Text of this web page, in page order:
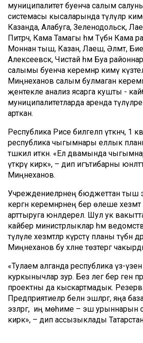
муниципалитет буенча салым
системасы кысаларында түләүләр
Казанда, Алабуга, Зеленодольск,
Питрәч, Кама Тамагы һәм Түбән Кама
Моннан тыш, Казан, Лаеш, Әлмәт,
Алексеевск, Чистай һәм Буа
салымы буенча керемнәр кимү
Миңнеханов салым булмаган
җентекле анализ ясарга кушты -
муниципалитетларда аренда
арткан.
Республика Рәисе билгеләп үткәнчә, 1
республика чыгымнары еллык
тәшкил иткән. «Ел дәвамында
үткәрү кирәк», – дип игътибарны
Миңнеханов.
Учреждениеләрнең бюджеттан тыш
кергән керемнәрнең бер өлеше хезмәт
арттыруга юнәлдерелә. Шул ук
кайбер министрлыклар һәм
түләүле хезмәтләр күрсәтү планы түбән
Миңнеханов бу хәлне төзәтергә
«Тулаем алганда республика үз-үзен
куркынычлар зур. Без әлегә бер генә
проектны да кыскартмадык.
Предприятиеләр белән эшләргә, яңа
эзләргә, ә иң мөһиме – эш урыннарын
кирәк», – дип ассызыклады Татарстан